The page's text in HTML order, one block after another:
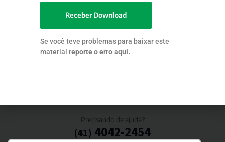
Política de Privacidade
Precisando de ajuda?
(41) 4042-2454
Receber Download
Se você teve problemas para baixar este
material reporte o erro aqui.